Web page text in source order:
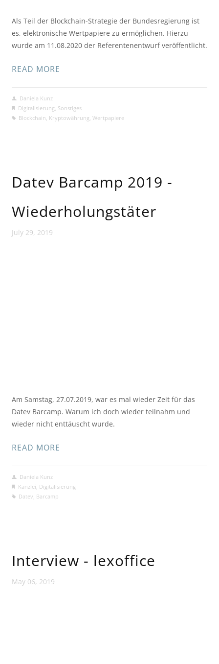
Als Teil der Blockchain-Strategie der Bundesregierung ist
es, elektronische Wertpapiere zu ermöglichen. Hierzu
wurde am 11.08.2020 der Referentenentwurf veröffentlicht.
READ MORE
Daniela Kunz
Digitalisierung Sonstiges
Blockchain Kryptowährung Wertpapiere
Datev Barcamp 2019 -
Wiederholungstäter
July 29, 2019
Am Samstag, 27.07.2019, war es mal wieder Zeit für das
Datev Barcamp. Warum ich doch wieder teilnahm und
wieder nicht enttäuscht wurde.
READ MORE
Daniela Kunz
Kanzlei Digitalisierung
Datev Barcamp
Interview - lexoffice
May 06, 2019